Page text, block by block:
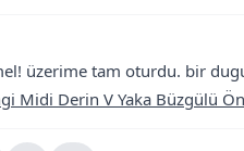
üzerime tam oturdu. bir
Midi Derin V Yaka Büzgülü